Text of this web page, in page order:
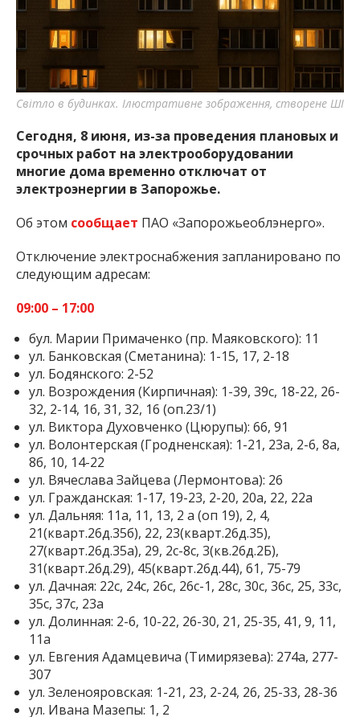
важную информацию о событиях
Світло в будинках. Ілюстративне зображення, створене ШІ
Сегодня, 8 июня, из-за проведения плановых и
срочных работ на электрооборудовании
многие дома временно отключат от
электроэнергии в Запорожье.
Об этом сообщает ПАО «Запорожьеоблэнерго».
Отключение электроснабжения запланировано по
следующим адресам:
09:00 – 17:00
бул. Марии Примаченко (пр. Маяковского): 11
ул. Банковская (Сметанина): 1-15, 17, 2-18
ул. Бодянского: 2-52
ул. Возрождения (Кирпичная): 1-39, 39с, 18-22, 26-
32, 2-14, 16, 31, 32, 16 (оп.23/1)
ул. Виктора Духовченко (Цюрупы): 66, 91
ул. Волонтерская (Гродненская): 1-21, 23а, 2-6, 8а,
8б, 10, 14-22
ул. Вячеслава Зайцева (Лермонтова): 26
ул. Гражданская: 1-17, 19-23, 2-20, 20а, 22, 22а
ул. Дальняя: 11а, 11, 13, 2 а (оп 19), 2, 4,
21(кварт.26д.35б), 22, 23(кварт.26д.35),
27(кварт.26д.35а), 29, 2с-8с, 3(кв.26д.2Б),
31(кварт.26д.29), 45(кварт.26д.44), 61, 75-79
ул. Дачная: 22с, 24с, 26с, 26с-1, 28с, 30с, 36с, 25, 33с,
35с, 37с, 23а
ул. Долинная: 2-6, 10-22, 26-30, 21, 25-35, 41, 9, 11,
11а
ул. Евгения Адамцевича (Тимирязева): 274а, 277-
307
ул. Зеленояровская: 1-21, 23, 2-24, 26, 25-33, 28-36
ул. Ивана Мазепы: 1, 2